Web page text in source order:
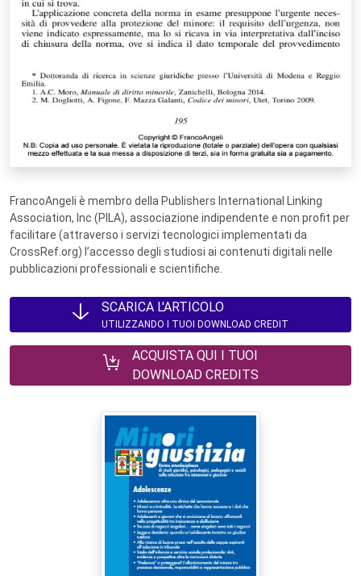
FrancoAngeli è membro della Publishers International Linking
Association, Inc (PILA), associazione indipendente e non profit per
facilitare (attraverso i servizi tecnologici implementati da
CrossRef.org) l’accesso degli studiosi ai contenuti digitali nelle
pubblicazioni professionali e scientifiche.
SCARICA L'ARTICOLO
UTILIZZANDO I TUOI DOWNLOAD CREDIT
ACQUISTA QUI I TUOI
DOWNLOAD CREDITS